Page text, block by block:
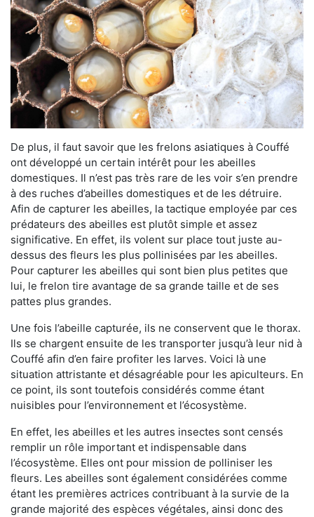
De plus, il faut savoir que les frelons asiatiques à Couffé
ont développé un certain intérêt pour les abeilles
domestiques. Il n’est pas très rare de les voir s’en prendre
à des ruches d’abeilles domestiques et de les détruire.
Afin de capturer les abeilles, la tactique employée par ces
prédateurs des abeilles est plutôt simple et assez
significative. En effet, ils volent sur place tout juste au-
dessus des fleurs les plus pollinisées par les abeilles.
Pour capturer les abeilles qui sont bien plus petites que
lui, le frelon tire avantage de sa grande taille et de ses
pattes plus grandes.
Une fois l’abeille capturée, ils ne conservent que le thorax.
Ils se chargent ensuite de les transporter jusqu’à leur nid à
Couffé afin d’en faire profiter les larves. Voici là une
situation attristante et désagréable pour les apiculteurs. En
ce point, ils sont toutefois considérés comme étant
nuisibles pour l’environnement et l’écosystème.
En effet, les abeilles et les autres insectes sont censés
remplir un rôle important et indispensable dans
l’écosystème. Elles ont pour mission de polliniser les
fleurs. Les abeilles sont également considérées comme
étant les premières actrices contribuant à la survie de la
grande majorité des espèces végétales, ainsi donc des